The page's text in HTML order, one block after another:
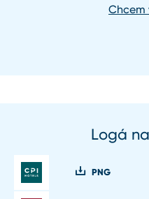
Chcem
Logá
PNG